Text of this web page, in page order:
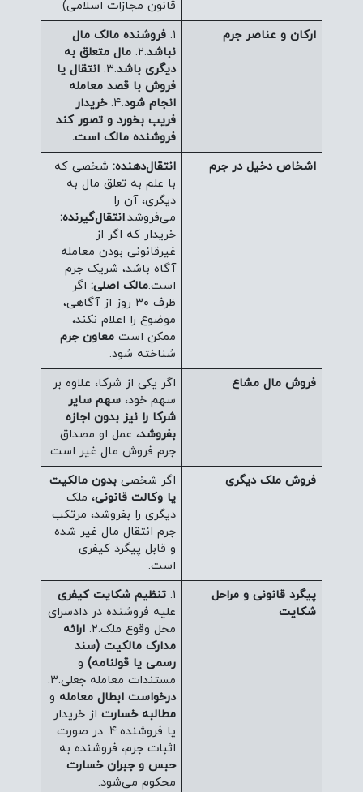
قانون مجازات اسلامی)
ارکان و عناصر جرم
۱. فروشنده مالک مال
نباشد.۲.
مال متعلق به
دیگری باشد.۳.
انتقال یا
فروش با قصد معامله
انجام شود.۴.
خریدار
فریب بخورد و تصور کند
فروشنده مالک است.
اشخاص دخیل در جرم
انتقال‌دهنده: شخصی که
با علم به تعلق مال به
دیگری، آن را
می‌فروشد.انتقال‌گیرنده:
خریدار که اگر از
غیرقانونی بودن معامله
آگاه باشد، شریک جرم
است.مالک اصلی: اگر
ظرف ۳۰ روز از آگاهی،
موضوع را اعلام نکند،
ممکن استمعاون جرم
شناخته شود.
فروش مال مشاع
اگر یکی از شرکا، علاوه بر
سهم خود،سهم سایر
شرکا را نیز بدون اجازه
بفروشد، عمل او مصداق
جرم فروش مال غیر است.
فروش ملک دیگری
اگر شخصیبدون مالکیت
یا وکالت قانونی، ملک
دیگری را بفروشد، مرتکب
جرم انتقال مال غیر شده
و قابل پیگرد کیفری
است.
پیگرد قانونی و مراحل
شکایت
۱. تنظیم شکایت کیفری
علیه فروشنده در دادسرای
محل وقوع ملک.۲.
ارائه
مدارک مالکیت (سند
رسمی یا قولنامه) و
مستندات معامله جعلی.۳.
درخواست ابطال معامله و
مطالبه خسارت از خریدار
یا فروشنده.۴. در صورت
اثبات جرم، فروشنده به
حبس و جبران خسارت
محکوم می‌شود.